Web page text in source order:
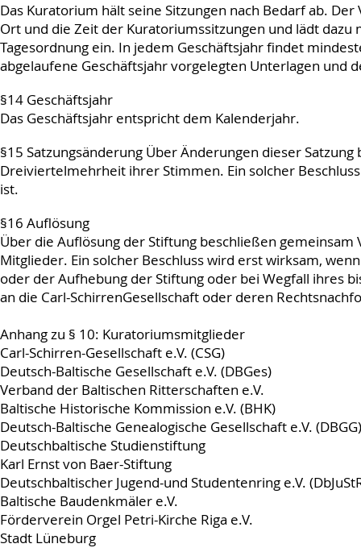
Das Kuratorium hält seine Sitzungen nach Bedarf ab.
Ort und die Zeit der Kuratoriumssitzungen und lädt
Tagesordnung ein. In jedem Geschäftsjahr findet
abgelaufene Geschäftsjahr vorgelegten Unterlagen und
§14 Geschäftsjahr
Das Geschäftsjahr entspricht dem Kalenderjahr.
§15 Satzungsänderung Über Änderungen dieser
Dreiviertelmehrheit ihrer Stimmen. Ein solcher
ist.
§16 Auflösung
Über die Auflösung der Stiftung beschließen
Mitglieder. Ein solcher Beschluss wird erst wirksam,
oder der Aufhebung der Stiftung oder bei Wegfall ihres
an die Carl-Schirren­Gesellschaft oder deren
Anhang zu § 10: Kuratoriumsmitglieder
Carl-Schirren-Gesellschaft e.V. (CSG)
Deutsch-Baltische Gesellschaft e.V. (DBGes)
Verband der Baltischen Ritterschaften e.V.
Baltische Historische Kommission e.V. (BHK)
Deutsch-Baltische Genealogische Gesellschaft e.V.
Deutschbaltische Studienstiftung
Karl Ernst von Baer-Stiftung
Deutschbaltischer Jugend-und Studentenring e.V.
Baltische Baudenkmäler e.V.
Förderverein Orgel Petri-Kirche Riga e.V.
Stadt Lüneburg